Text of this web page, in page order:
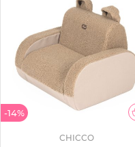
-14%
CHICCO